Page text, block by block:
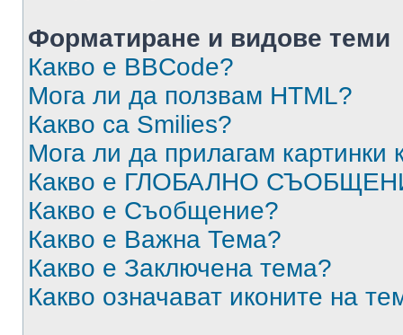
Форматиране и видове теми
Какво е BBCode?
Мога ли да ползвам HTML?
Какво са Smilies?
Мога ли да прилагам
Какво е ГЛОБАЛНО
Какво е Съобщение?
Какво е Важна Тема?
Какво е Заключена тема?
Какво означават иконите на